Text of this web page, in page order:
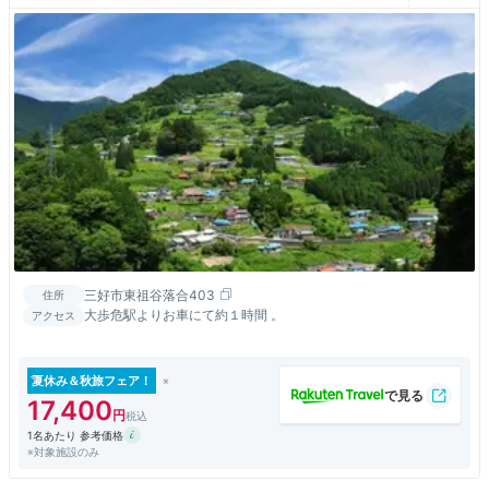
住所 三好市東祖谷落合403
アクセス 大歩危駅よりお車にて約１時間 。
夏休み＆秋旅フェア！
17,400
1名あたり 参考価格
※対象施設のみ